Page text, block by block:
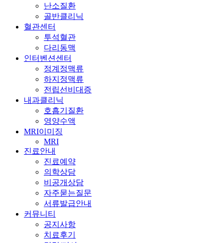
난소질환
골반클리닉
혈관센터
투석혈관
다리동맥
인터벤션센터
정계정맥류
하지정맥류
전립선비대증
내과클리닉
호흡기질환
영양수액
MRI이미징
MRI
진료안내
진료예약
의학상담
비공개상담
자주묻는질문
서류발급안내
커뮤니티
공지사항
치료후기